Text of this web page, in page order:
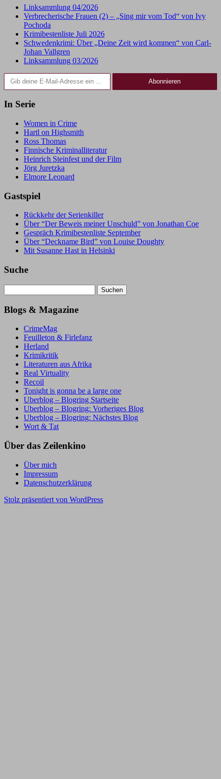
Linksammlung 04/2026
Verbrecherische Frauen (2) – „Sing mir vom Tod“ von Ivy
Pochoda
Krimibestenliste Juli 2026
Schwedenkrimi: Über „Deine Zeit wird kommen“ von Carl-
Johan Vallgren
Linksammlung 03/2026
Gib deine E-Mail-Adresse ein ...
Abonnieren
In Serie
Women in Crime
Hartl on Highsmith
Ross Thomas
Finnische Kriminalliteratur
Heinrich Steinfest und der Film
Jörg Juretzka
Elmore Leonard
Gastspiel
Rückkehr der Serienkiller
Über “Der Beweis meiner Unschuld” von Jonathan Coe
Gespräch Krimibestenliste September
Über “Deckname Bird” von Louise Doughty
Mit Susanne Hast in Helsinki
Suche
nach:
Blogs & Magazine
CrimeMag
Feuilleton & Firlefanz
Herland
Krimikritik
Literaturen aus Afrika
Real Virtuality
Recoil
Tonight is gonna be a large one
Uberblog – Blogring Startseite
Uberblog – Blogring: Vorheriges Blog
Uberblog – Blogring: Nächstes Blog
Wort & Tat
Über das Zeilenkino
Über mich
Impressum
Datenschutzerklärung
Stolz präsentiert von WordPress